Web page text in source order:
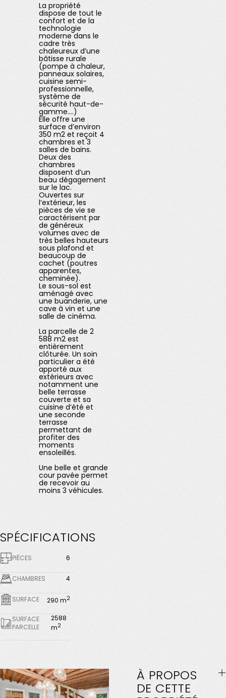
La propriété
dispose de tout le
confort et de la
technologie
moderne dans le
cadre très
chaleureux d’une
bâtisse rurale
(pompe à chaleur,
panneaux solaires,
cuisine semi-
professionnelle,
système de
sécurité haut-de-
gamme.…)
Elle offre une
surface d’environ
350 m2 et reçoit 4
chambres et 3
salles de bains.
Deux des
chambres
disposent d’un
beau dégagement
sur le lac.
Ouvertes sur
l’extérieur, les
pièces de vie se
caractérisent par
de généreux
volumes avec de
très belles hauteurs
sous plafond et
beaucoup de
cachet (poutres
apparentes,
cheminée).
Le sous-sol est
aménagé avec
une buanderie, une
cave à vin et une
salle de cinéma.
La parcelle de 2
588 m2 est
entièrement
clôturée. Un soin
particulier a été
apporté aux
extérieurs avec
notamment une
belle terrasse
couverte et sa
cuisine d’été et
une seconde
terrasse
permettant de
profiter des
moments
ensoleillés.
Une belle et grande
cour pavée permet
de recevoir au
moins 3 véhicules.
SPÉCIFICATIONS
PIÈCES 6
CHAMBRES 4
SURFACE 290 m2
SURFACE
PARCELLE
2588
m2
À PROPOS
DE CETTE